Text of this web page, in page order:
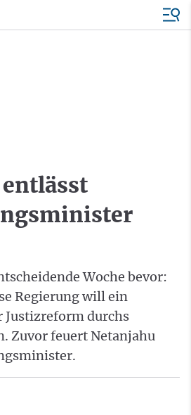
Woche bevor:
Regierung will ein
durchs
Zuvor feuert Netanjahu